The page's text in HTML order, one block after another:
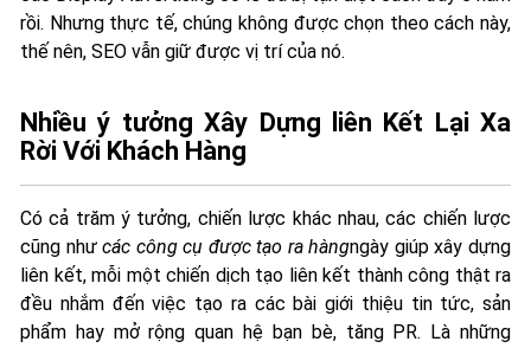
rồi. Nhưng thực tế, chúng không được chọn theo cách này,
thế nên, SEO vẫn giữ được vị trí của nó.
Nhiều ý tưởng Xây Dựng liên Kết Lại Xa
Rời Với Khách Hàng
Có cả trăm ý tưởng, chiến lược khác nhau, các chiến lược
cũng nhưcác công cụ được tạo ra hàngngày giúp xây dựng
liên kết, mỗi một chiến dịch tạo liên kết thành công thật ra
đều nhắm đến việc tạo ra các bài giới thiệu tin tức, sản
phẩm hay mở rộng quan hệ bạn bè, tăng PR. Là những